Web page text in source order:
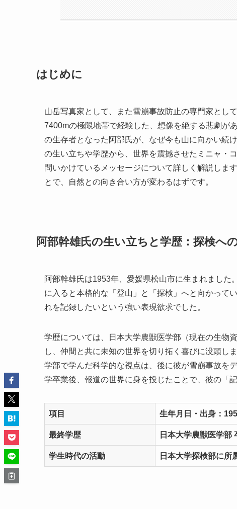
はじめに
山岳写真家として、また雪崩事故防止の専門家とし
7400mの極限地帯で経験した、想像を絶する悲劇が
の生存者となった阿部氏が、なぜ今も山に向かい続
の生い立ちや学歴から、世界を震撼させたミニャ・
問いかけているメッセージについて詳しく解説しま
とで、自然との向き合い方が変わるはずです。
阿部幹雄氏の生い立ちと学歴：探検へ
阿部幹雄氏は1953年、愛媛県松山市に生まれまし
に入ると本格的な「登山」と「探検」へと向かって
れを記録したいという強い表現欲求でした。
学歴については、日本大学農獣医学部（現在の生物
し、仲間と共に未知の世界を切り拓く喜びに没頭し
学部で学んだ科学的な視点は、後に彼が雪崩事故を
学卒業後、報道の世界に身を投じたことで、彼の「
項目 生年月日・出身：
最終学歴 日本大学農獣医学部
学生時代の活動 日本大学探検部に所